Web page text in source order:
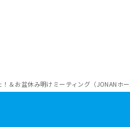
＆お盆休み明けミーティング（JONANホー